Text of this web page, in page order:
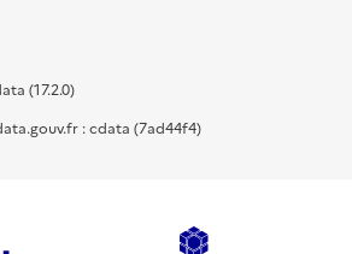
(17.2.0)
: cdata (7ad44f4)